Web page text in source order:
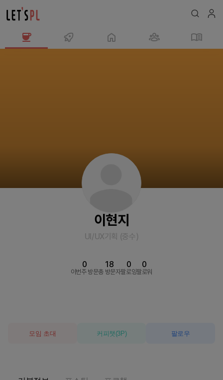
이현지
UI/UX기획 (중수)
이번주 방문
0
총 방문자
18
팔로잉
0
팔로워
0
모임 초대 커피챗 (3P) 팔로우